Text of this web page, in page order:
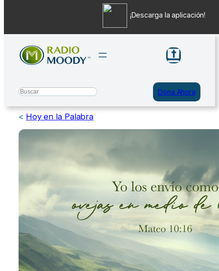
contenido
Search Dona Ahora
< Hoy en la Palabra
¡Descarga la aplicación!